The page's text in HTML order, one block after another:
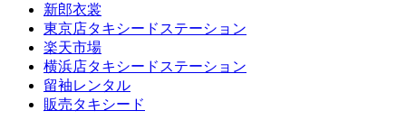
新郎衣裳
東京店タキシードステーション
楽天市場
横浜店タキシードステーション
留袖レンタル
販売タキシード